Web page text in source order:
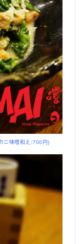
ニ味噌和え:700円)